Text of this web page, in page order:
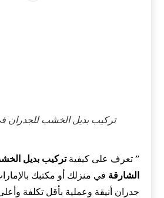
تركيب بديل الخشب للجدران
” تعرف على كيفيةتركيب بديل
الشارقة في منزلك أو مكتبك
جدران أنيقة وعملية بأقل تكلفة